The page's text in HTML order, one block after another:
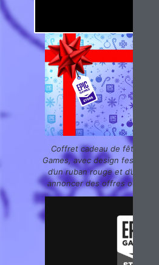
Coffret cadeau de fête pour
Games, avec design festif à
d’un ruban rouge et d’une
annoncer des offres ou